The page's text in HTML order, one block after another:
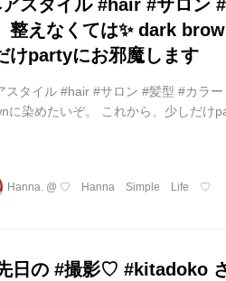
スタイル #hair #サロン
整えなくては✨ dark
けpartyにお邪魔します
スタイル #hair #サロン #髪型 #カラ
に染めたいぞ。 これから、少しだけ
Hanna. @ ♡ Hanna Simple Life ♡
日の #撮影♡ #kitadoko